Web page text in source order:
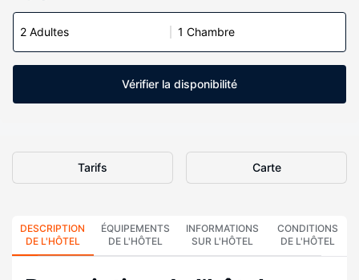
2 Adultes 1 Chambre
Vérifier la disponibilité
Tarifs Carte
DESCRIPTION
DE L'HÔTEL
ÉQUIPEMENTS
DE L'HÔTEL
INFORMATIONS
SUR L'HÔTEL
CONDITIONS
DE L'HÔTEL